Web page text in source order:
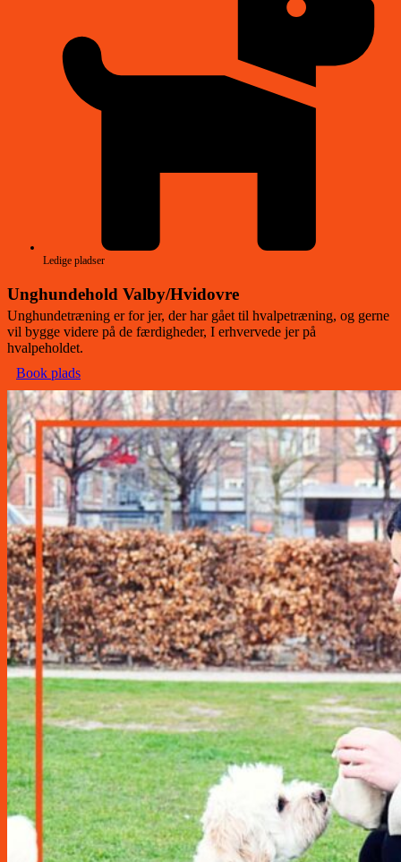
Ledige pladser
Unghundehold Valby/Hvidovre
Unghundetræning er for jer, der har gået til hvalpetræning, og gerne
vil bygge videre på de færdigheder, I erhvervede jer på
hvalpeholdet.
Book plads